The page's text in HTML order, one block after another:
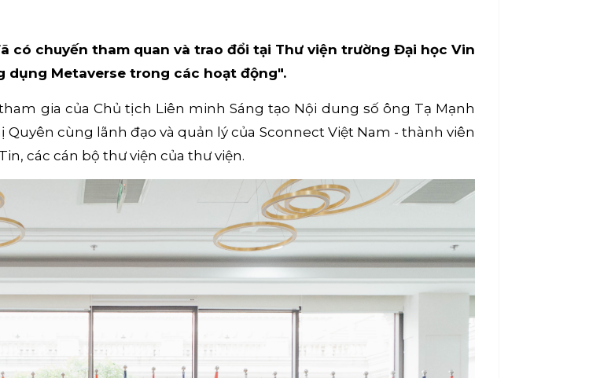
có chuyến tham quan và trao đổi tại Thư viện trường Đại học Vin
dụng Metaverse trong các hoạt động".
gia của Chủ tịch Liên minh Sáng tạo Nội dung số ông Tạ Mạnh
cùng lãnh đạo và quản lý của Sconnect Việt Nam - thành viên
các cán bộ thư viện của thư viện.